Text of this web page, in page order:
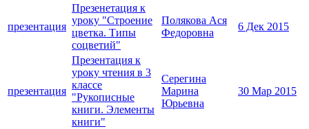
презентация
Презенетация к
уроку "Строение
цветка. Типы
соцветий"
Полякова Ася
Федоровна
6 Дек 2015
презентация
Презентация к
уроку чтения в 3
классе
"Рукописные
книги. Элементы
книги"
Серегина
Марина
Юрьевна
30 Мар 2015